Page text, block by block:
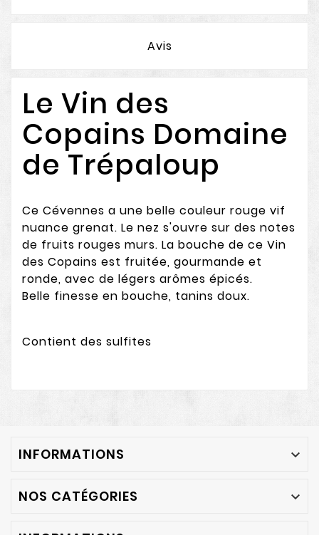
Avis
Le Vin des
Copains Domaine
de Trépaloup
Ce Cévennes a une belle couleur rouge vif
nuance grenat. Le nez s'ouvre sur des notes
de fruits rouges murs. La bouche de ce Vin
des Copains est fruitée, gourmande et
ronde, avec de légers arômes épicés.
Belle finesse en bouche, tanins doux.
Contient des sulfites
INFORMATIONS 
NOS CATÉGORIES 